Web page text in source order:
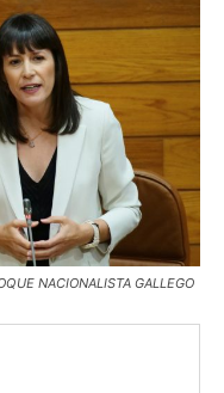
NACIONALISTA GALLEGO